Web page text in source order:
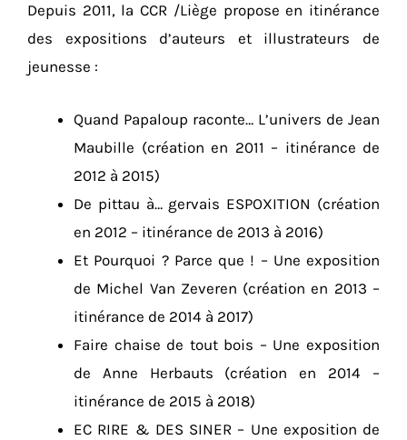
Depuis 2011, la CCR /Liège propose en itinérance
des expositions d’auteurs et illustrateurs de
jeunesse :
Quand Papaloup raconte… L’univers de Jean
Maubille (création en 2011 – itinérance de
2012 à 2015)
De pittau à… gervais ESPOXITION (création
en 2012 – itinérance de 2013 à 2016)
Et Pourquoi ? Parce que ! – Une exposition
de Michel Van Zeveren (création en 2013 –
itinérance de 2014 à 2017)
Faire chaise de tout bois – Une exposition
de Anne Herbauts (création en 2014 –
itinérance de 2015 à 2018)
EC RIRE & DES SINER – Une exposition de